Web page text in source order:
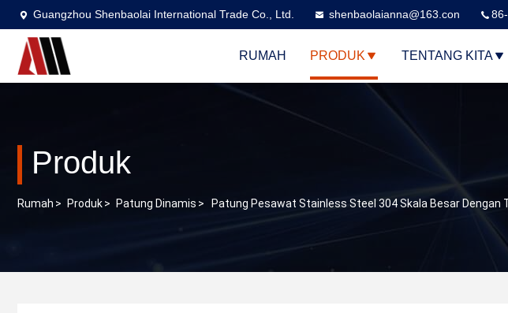
Guangzhou Shenbaolai International Trade Co., Ltd. shenbaolaianna@163.con
RUMAH PRODUK TENTANG KITA
Produk
Rumah > Produk> Patung Dinamis > Patung Pesawat Stainless Steel 304 Skala Besar Dengan